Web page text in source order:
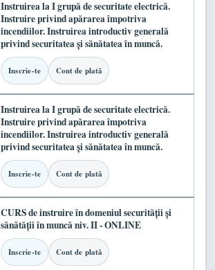
Instruirea la I grupă de securitate electrică.
Instruire privind apărarea împotriva
incendiilor. Instruirea introductiv generală
privind securitatea și sănătatea în muncă.
Inscrie-te Cont de plată
Instruirea la I grupă de securitate electrică.
Instruire privind apărarea împotriva
incendiilor. Instruirea introductiv generală
privind securitatea și sănătatea în muncă.
Inscrie-te Cont de plată
CURS de instruire în domeniul securității și
sănătății în muncă niv. II - ONLINE
Inscrie-te Cont de plată